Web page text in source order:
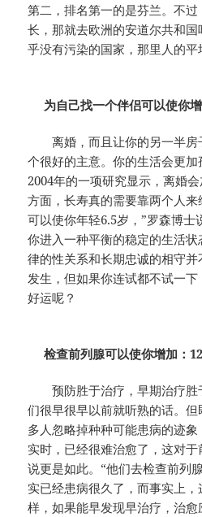
第二，排名第一的是芬兰。不
长，那就去欧洲的安道尔共和
乎没有污染的国家，那里人的平
为自己找一个伴侣可以使你
离婚，而且让你的另一半房
个很好的主意。你的生活会更
2004年的一项研究显示，离婚
方面，长寿真的需要靠两个人
可以使你年轻6.5岁，”罗森博士
你进入一种平衡的稳定的生活
律的性关系和长期忠诚的相守
发生，但如果你连试都不试一
好运呢？
检查前列腺可以使你增加：
预防胜于治疗，早期治疗胜
们很早很早以前就听熟的话。
多人忽略掉种种可能患病的迹
实时，已经很难治愈了，这对
说更是如此。“他们去检查前列
实已经患病很久了，而事实上
样，如果能早发现早治疗，治